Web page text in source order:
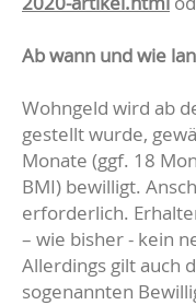
Ab wann und wie
Wohngeld wird ab
gestellt wurde,
Monate (ggf. 18
BMI) bewilligt.
erforderlich.
– wie bisher - kein
Allerdings gilt auch
sogenannten